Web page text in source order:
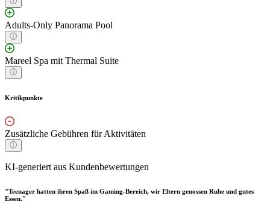
Adults-Only Panorama Pool
Mareel Spa mit Thermal Suite
Kritikpunkte
Zusätzliche Gebühren für Aktivitäten
KI-generiert aus Kundenbewertungen
"Teenager hatten ihren Spaß im Gaming-Bereich, wir Eltern genossen Ruhe und gutes
Essen."